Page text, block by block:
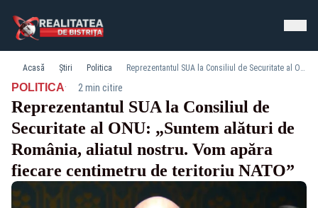
Acasă Știri Politica Reprezentantul SUA la Consiliul de Securitate al ONU: „Suntem alături de România, aliatul nostru. Vom apăra fiecare centimetru de teritoriu NATO”
POLITICA· 2 min citire
Reprezentantul SUA la Consiliul de
Securitate al ONU: „Suntem alături de
România, aliatul nostru. Vom apăra
fiecare centimetru de teritoriu NATO”